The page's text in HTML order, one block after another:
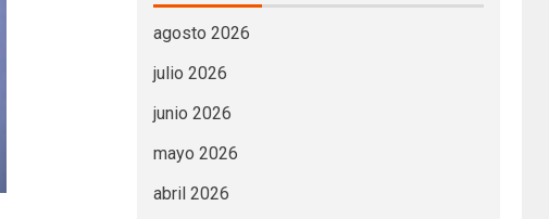
agosto 2026
julio 2026
junio 2026
mayo 2026
abril 2026